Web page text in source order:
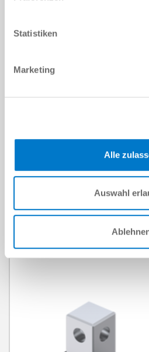
Statistiken
Marketing
Alle
Auswahl
Tenazas de corte
más información